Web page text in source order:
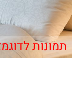
תמונות